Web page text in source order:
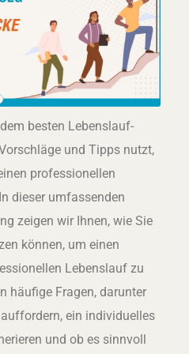
besten Lebenslauf-
und Tipps nutzt,
professionellen
dieser umfassenden
zeigen wir Ihnen, wie Sie
können, um einen
Lebenslauf zu
häufige Fragen, darunter
ein individuelles
und ob es sinnvoll